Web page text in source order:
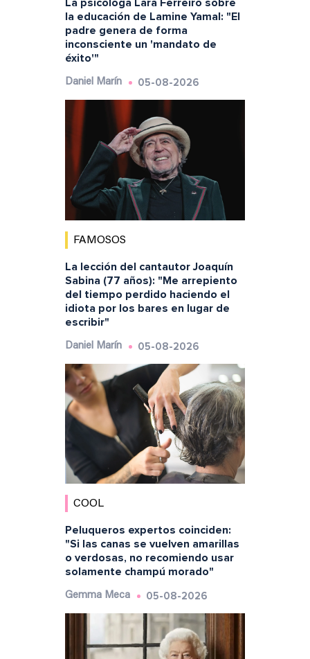
La psicóloga Lara Ferreiro sobre
la educación de Lamine Yamal: "El
padre genera de forma
inconsciente un 'mandato de
éxito'"
Daniel Marín 05-08-2026
FAMOSOS
La lección del cantautor Joaquín
Sabina (77 años): "Me arrepiento
del tiempo perdido haciendo el
idiota por los bares en lugar de
escribir"
Daniel Marín 05-08-2026
COOL
Peluqueros expertos coinciden:
"Si las canas se vuelven amarillas
o verdosas, no recomiendo usar
solamente champú morado"
Gemma Meca 05-08-2026